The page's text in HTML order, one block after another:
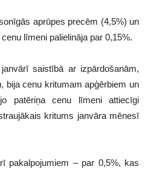
aprūpes precēm (4,5%) un
līmeni palielināja par 0,15%.
saistībā ar izpārdošanām,
bija cenu kritumam apģērbiem un
patēriņa cenu līmeni attiecīgi
kritums janvāra mēnesī
pakalpojumiem – par 0,5%, kas